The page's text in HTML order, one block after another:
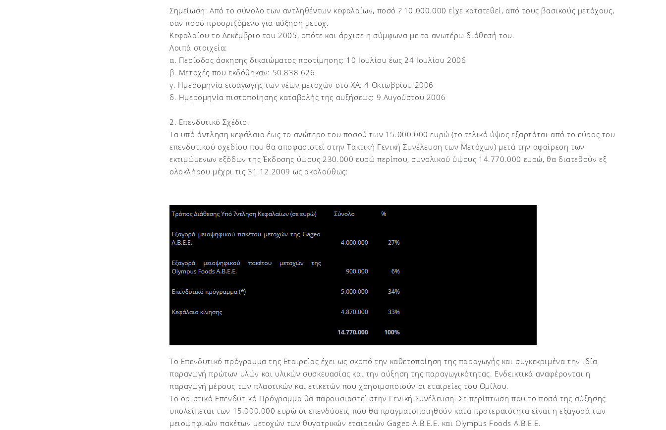
Σημείωση: Από το σύνολο των αντληθέντων κεφαλαίων, ποσό ? 10.000.000 είχε κατατεθεί, από τους βασικούς μετόχους,
σαν ποσό προοριζόμενο για αύξηση μετοχ.
Κεφαλαίου το Δεκέμβριο του 2005, οπότε και άρχισε η σύμφωνα με τα ανωτέρω διάθεσή του.
Λοιπά στοιχεία:
α. Περίοδος άσκησης δικαιώματος προτίμησης: 10 Ιουλίου έως 24 Ιουλίου 2006
β. Μετοχές που εκδόθηκαν: 50.838.626
γ. Ημερομηνία εισαγωγής των νέων μετοχών στο ΧΑ: 4 Οκτωβρίου 2006
δ. Ημερομηνία πιστοποίησης καταβολής της αυξήσεως: 9 Αυγούστου 2006
2. Επενδυτικό Σχέδιο.
Τα υπό άντληση κεφάλαια έως το ανώτερο του ποσού των 15.000.000 ευρώ (το τελικό ύψος εξαρτάται από το εύρος του
επενδυτικού σχεδίου που θα αποφασιστεί στην Τακτική Γενική Συνέλευση των Μετόχων) μετά την αφαίρεση των
εκτιμώμενων εξόδων της Έκδοσης ύψους 230.000 ευρώ περίπου, συνολικού ύψους 14.770.000 ευρώ, θα διατεθούν εξ
ολοκλήρου μέχρι τις 31.12.2009 ως ακολούθως:
Το Επενδυτικό πρόγραμμα της Εταιρείας έχει ως σκοπό την καθετοποίηση της παραγωγής και συγκεκριμένα την ιδία
παραγωγή πρώτων υλών και υλικών συσκευασίας και την αύξηση της παραγωγικότητας. Ενδεικτικά αναφέρονται η
παραγωγή μέρους των πλαστικών και ετικετών που χρησιμοποιούν οι εταιρείες του Ομίλου.
Το οριστικό Επενδυτικό Πρόγραμμα θα παρουσιαστεί στην Γενική Συνέλευση. Σε περίπτωση που το ποσό της αύξησης
υπολείπεται των 15.000.000 ευρώ οι επενδύσεις που θα πραγματοποιηθούν κατά προτεραιότητα είναι η εξαγορά των
μειοψηφικών πακέτων μετοχών των θυγατρικών εταιρειών Gageo A.B.E.E. και Olympus Foods A.B.E.E.